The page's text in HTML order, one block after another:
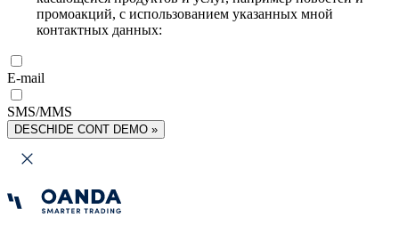
промоакций, с использованием указанных мной
контактных данных:
E-mail
SMS/MMS
DESCHIDE CONT DEMO »